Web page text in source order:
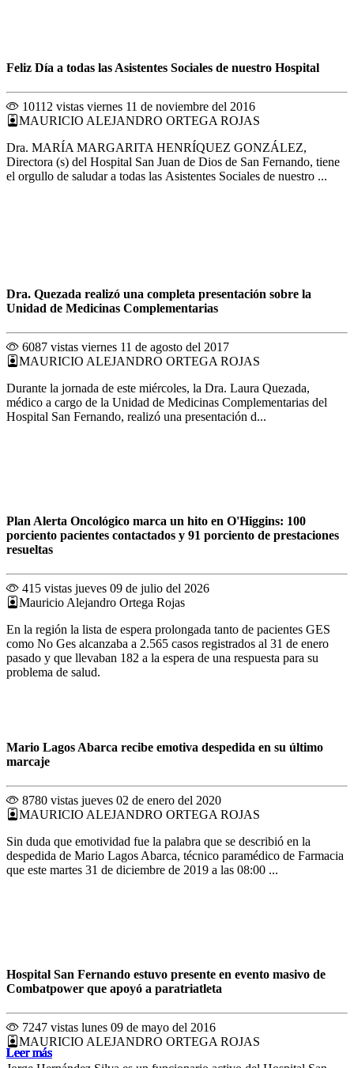
Leer más
Leer más
Leer más
Feliz Día a todas las Asistentes Sociales de nuestro Hospital
10112 vistas viernes 11 de noviembre del 2016
MAURICIO ALEJANDRO ORTEGA ROJAS
Dra. MARÍA MARGARITA HENRÍQUEZ GONZÁLEZ,
Directora (s) del Hospital San Juan de Dios de San Fernando, tiene
el orgullo de saludar a todas las Asistentes Sociales de nuestro ...
Leer más
Dra. Quezada realizó una completa presentación sobre la
Unidad de Medicinas Complementarias
6087 vistas viernes 11 de agosto del 2017
MAURICIO ALEJANDRO ORTEGA ROJAS
Durante la jornada de este miércoles, la Dra. Laura Quezada,
médico a cargo de la Unidad de Medicinas Complementarias del
Hospital San Fernando, realizó una presentación d...
Leer más
Plan Alerta Oncológico marca un hito en O'Higgins: 100
porciento pacientes contactados y 91 porciento de prestaciones
resueltas
415 vistas jueves 09 de julio del 2026
Mauricio Alejandro Ortega Rojas
En la región la lista de espera prolongada tanto de pacientes GES
como No Ges alcanzaba a 2.565 casos registrados al 31 de enero
pasado y que llevaban 182 a la espera de una respuesta para su
problema de salud.
Leer más
Mario Lagos Abarca recibe emotiva despedida en su último
marcaje
8780 vistas jueves 02 de enero del 2020
MAURICIO ALEJANDRO ORTEGA ROJAS
Sin duda que emotividad fue la palabra que se describió en la
despedida de Mario Lagos Abarca, técnico paramédico de Farmacia
que este martes 31 de diciembre de 2019 a las 08:00 ...
Leer más
Hospital San Fernando estuvo presente en evento masivo de
Combatpower que apoyó a paratriatleta
7247 vistas lunes 09 de mayo del 2016
MAURICIO ALEJANDRO ORTEGA ROJAS
Leer más
Leer más
Leer más
Leer más
Leer más